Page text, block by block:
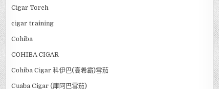
Cigar Torch
cigar training
Cohiba
COHIBA CIGAR
Cohiba Cigar 科伊巴(高希霸)雪茄
Cuaba Cigar (庫阿巴雪茄)